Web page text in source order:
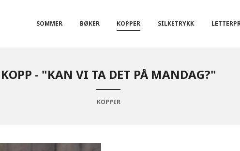
SOMMER BØKER KOPPER SILKETRYKK
KOPP - "KAN VI TA DET PÅ MANDAG?"
KOPPER